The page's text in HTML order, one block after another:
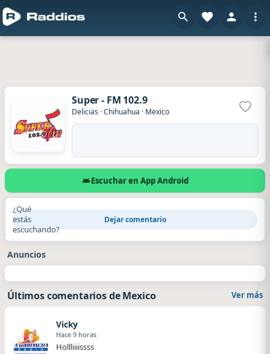
Super - FM 102.9
Delicias ·Chihuahua · Mexico
Escuchar en App Android
¿Qué
estás
escuchando?
Dejar comentario
Anuncios
Últimos comentarios de Mexico Ver más
Vicky
Hace 9 horas
Hollliiiissss